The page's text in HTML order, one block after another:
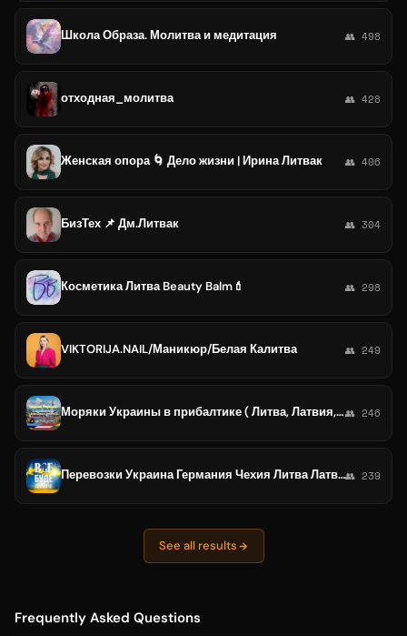
Школа Образа. Молитва и медитация 👥 498
отходная_молитва 👥 428
Женская опора 🌀 Дело жизни | Ирина Литвак 👥 406
БизТех 📌 Дм.Литвак 👥 304
Косметика Литва Beauty Balm💄 👥 298
VIKTORIJA.NAIL/Маникюр/Белая Калитва 👥 249
Моряки Украины в прибалтике ( Литва, Латвия, Эстония ) !!!👥 246
Перевозки Украина Германия Чехия Литва Латвия Эстония👥 239
See all results
Frequently Asked Questions